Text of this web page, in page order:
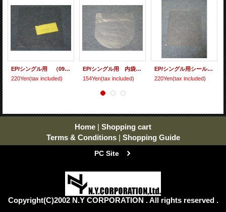
EP/シングル用 （09ビニール） 10枚セット[care-53]
220Yen(tax included)
EP/シングル用 内袋（丸底 保護袋) 10枚セット[care-51]
154Yen(tax included)
EP/シングル用シールド（フタノリ） 10枚セット[care-57]
220Yen(tax included)
Home | Shopping cart
Terms & Conditions | Shopping Guide
PC Site
Copyright(C)2002 N.Y CORPORATION . All rights reserved .